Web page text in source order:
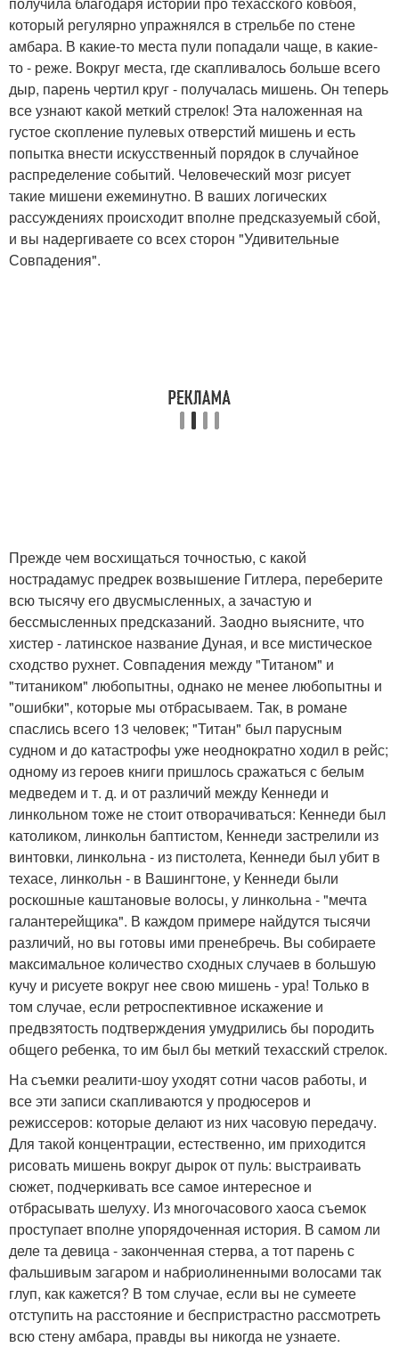
который регулярно упражнялся в стрельбе по стене
амбара. В какие-то места пули попадали чаще, в какие-
то - реже. Вокруг места, где скапливалось больше всего
дыр, парень чертил круг - получалась мишень. Он теперь
все узнают какой меткий стрелок! Эта наложенная на
густое скопление пулевых отверстий мишень и есть
попытка внести искусственный порядок в случайное
распределение событий. Человеческий мозг рисует
такие мишени ежеминутно. В ваших логических
рассуждениях происходит вполне предсказуемый сбой,
и вы надергиваете со всех сторон "Удивительные
Совпадения".
Прежде чем восхищаться точностью, с какой
нострадамус предрек возвышение Гитлера, переберите
всю тысячу его двусмысленных, а зачастую и
бессмысленных предсказаний. Заодно выясните, что
хистер - латинское название Дуная, и все мистическое
сходство рухнет. Совпадения между "Титаном" и
"титаником" любопытны, однако не менее любопытны и
"ошибки", которые мы отбрасываем. Так, в романе
спаслись всего 13 человек; "Титан" был парусным
судном и до катастрофы уже неоднократно ходил в рейс;
одному из героев книги пришлось сражаться с белым
медведем и т. д. и от различий между Кеннеди и
линкольном тоже не стоит отворачиваться: Кеннеди был
католиком, линкольн баптистом, Кеннеди застрелили из
винтовки, линкольна - из пистолета, Кеннеди был убит в
техасе, линкольн - в Вашингтоне, у Кеннеди были
роскошные каштановые волосы, у линкольна - "мечта
галантерейщика". В каждом примере найдутся тысячи
различий, но вы готовы ими пренебречь. Вы собираете
максимальное количество сходных случаев в большую
кучу и рисуете вокруг нее свою мишень - ура! Только в
том случае, если ретроспективное искажение и
предвзятость подтверждения умудрились бы породить
общего ребенка, то им был бы меткий техасский стрелок.
На съемки реалити-шоу уходят сотни часов работы, и
все эти записи скапливаются у продюсеров и
режиссеров: которые делают из них часовую передачу.
Для такой концентрации, естественно, им приходится
рисовать мишень вокруг дырок от пуль: выстраивать
сюжет, подчеркивать все самое интересное и
отбрасывать шелуху. Из многочасового хаоса съемок
проступает вполне упорядоченная история. В самом ли
деле та девица - законченная стерва, а тот парень с
фальшивым загаром и набриолиненными волосами так
глуп, как кажется? В том случае, если вы не сумеете
отступить на расстояние и беспристрастно рассмотреть
всю стену амбара, правды вы никогда не узнаете.